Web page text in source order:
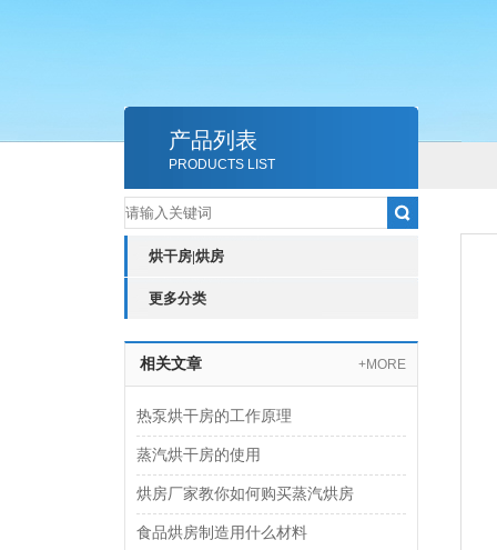
产品列表
PRODUCTS LIST
烘干房|烘房
更多分类
相关文章 +MORE
热泵烘干房的工作原理
蒸汽烘干房的使用
烘房厂家教你如何购买蒸汽烘房
食品烘房制造用什么材料